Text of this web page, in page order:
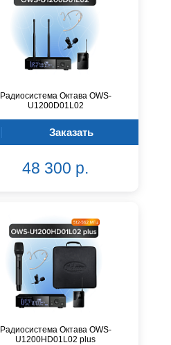
Радиосистема Октава OWS-
U1200D01L02
Заказать
48 300 р.
Радиосистема Октава OWS-
U1200HD01L02 plus